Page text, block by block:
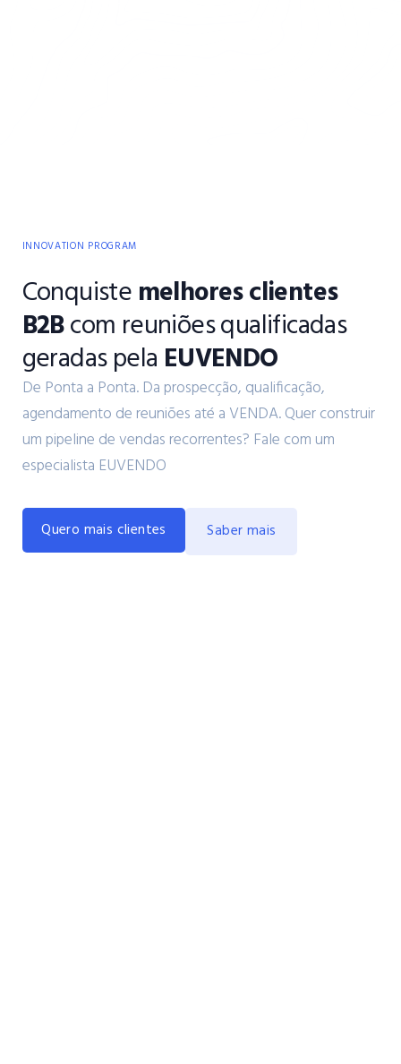
INNOVATION PROGRAM
Conquistemelhores clientes
B2Bcom reuniões qualificadas
geradas pela EUVENDO
De Ponta a Ponta. Da prospecção, qualificação,
agendamento de reuniões até a VENDA. Quer construir
um pipeline de vendas recorrentes? Fale com um
especialista EUVENDO
Quero mais clientes Saber mais